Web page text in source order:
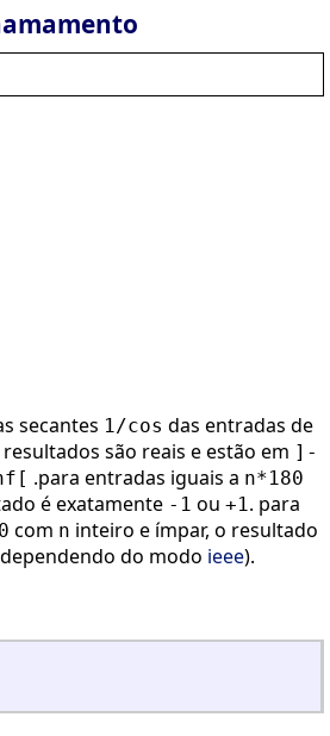
secantes 1/cos das entradas de
são reais e estão em ]-
.para entradas iguais a n*180
é exatamente -1 ou +1. para
com n inteiro e ímpar, o resultado
do modo ieee).